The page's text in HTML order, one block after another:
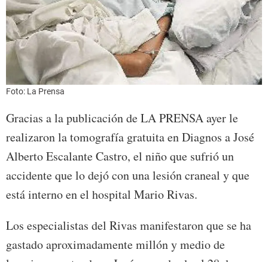
Foto: La Prensa
Gracias a la publicación de LA PRENSA ayer le
realizaron la tomografía gratuita en Diagnos a José
Alberto Escalante Castro, el niño que sufrió un
accidente que lo dejó con una lesión craneal y que
está interno en el hospital Mario Rivas.
Los especialistas del Rivas manifestaron que se ha
gastado aproximadamente millón y medio de